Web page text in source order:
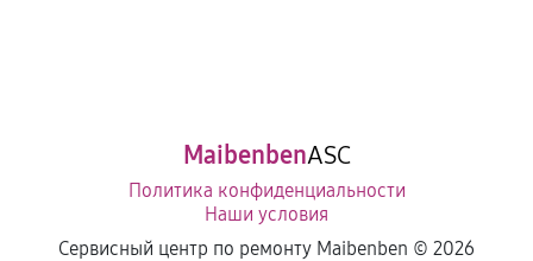
MaibenbenASC
Политика конфиденциальности
Наши условия
Сервисный центр по ремонту Maibenben © 2026